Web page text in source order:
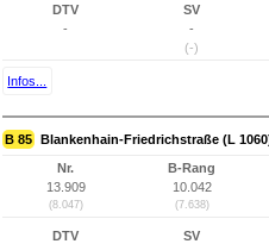
DTV
-
SV
-
(-)
Infos...
B 85 Blankenhain-Friedrichstraße (L
Nr.
13.909
(8.047)
B-Rang
10.042
(7.638)
DTV
SV